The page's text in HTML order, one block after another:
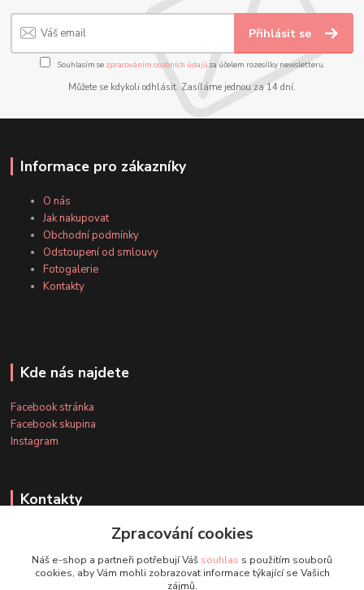
Přihlásit se
Souhlasím se zpracováním osobních údajůza účelem rozesílky newsletteru.
Můžete se kdykoli odhlásit. Zasíláme jednou za 14 dní.
Informace pro zákazníky
O nás
Jak nakupovat
Obchodní podmínky
Odstoupení od smlouvy
Fotogalerie
Kontakty
Kde nás najdete
Facebook stránka
Facebook skupina
Instagram
Kontakty
+420 607 163 127
(Po-Pá, 8-20 hod., So-Ne, 8-14 hod.)
Zpracování cookies
Náš e-shop a partneři potřebují Váš souhlas s použitím souborů
cookies, aby Vám mohli zobrazovat informace týkající se Vašich
zájmů.